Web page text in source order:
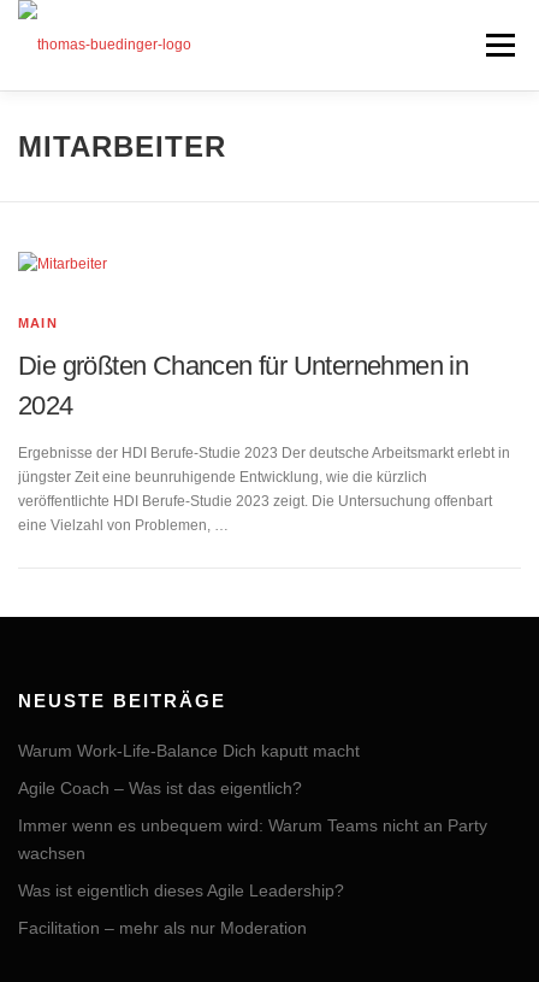
Zum
Menü
Mein Angebot
Beiträge
Presse
MITARBEITER
MAIN
Die größten Chancen für Unternehmen in
2024
Ergebnisse der HDI Berufe-Studie 2023 Der deutsche Arbeitsmarkt erlebt in
jüngster Zeit eine beunruhigende Entwicklung, wie die kürzlich
veröffentlichte HDI Berufe-Studie 2023 zeigt. Die Untersuchung offenbart
eine Vielzahl von Problemen, …
NEUSTE BEITRÄGE
Warum Work-Life-Balance Dich kaputt macht
Agile Coach – Was ist das eigentlich?
Immer wenn es unbequem wird: Warum Teams nicht an Party
wachsen
Was ist eigentlich dieses Agile Leadership?
Facilitation – mehr als nur Moderation